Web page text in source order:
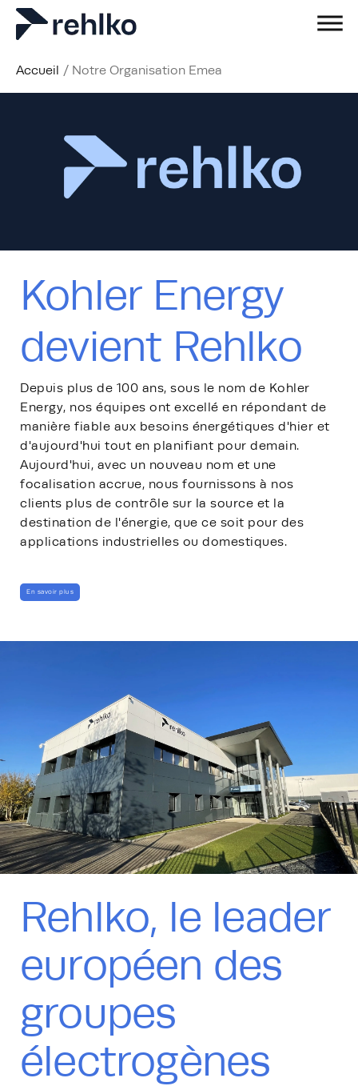
Accueil / Notre Organisation Emea
Kohler Energy
devient Rehlko
Depuis plus de 100 ans, sous le nom de Kohler
Energy, nos équipes ont excellé en répondant de
manière fiable aux besoins énergétiques d'hier et
d'aujourd'hui tout en planifiant pour demain.
Aujourd'hui, avec un nouveau nom et une
focalisation accrue, nous fournissons à nos
clients plus de contrôle sur la source et la
destination de l'énergie, que ce soit pour des
applications industrielles ou domestiques.
En savoir plus
Rehlko, le leader
européen des
groupes
électrogènes